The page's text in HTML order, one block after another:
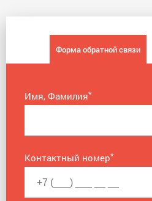
Форма обратной связи
Имя, Фамилия*
Контактный номер*